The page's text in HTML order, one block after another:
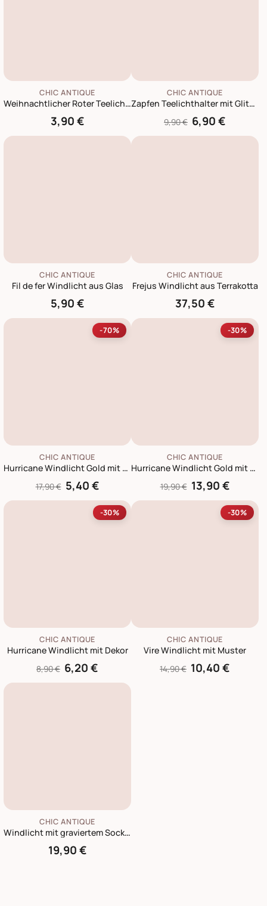
CHIC ANTIQUE
Weihnachtlicher Roter Teelichthalter mit Muster
3,90 €
CHIC ANTIQUE
Zapfen Teelichthalter mit Glitzer
9,90 € 6,90 €
CHIC ANTIQUE
Fil de fer Windlicht aus Glas
5,90 €
CHIC ANTIQUE
Frejus Windlicht aus Terrakotta
37,50 €
-70%
CHIC ANTIQUE
Hurricane Windlicht Gold mit Blattmuster
17,90 € 5,40 €
-30%
CHIC ANTIQUE
Hurricane Windlicht Gold mit Muster
19,90 € 13,90 €
-30%
CHIC ANTIQUE
Hurricane Windlicht mit Dekor
8,90 € 6,20 €
-30%
CHIC ANTIQUE
Vire Windlicht mit Muster
14,90 € 10,40 €
CHIC ANTIQUE
Windlicht mit graviertem Sockel
19,90 €